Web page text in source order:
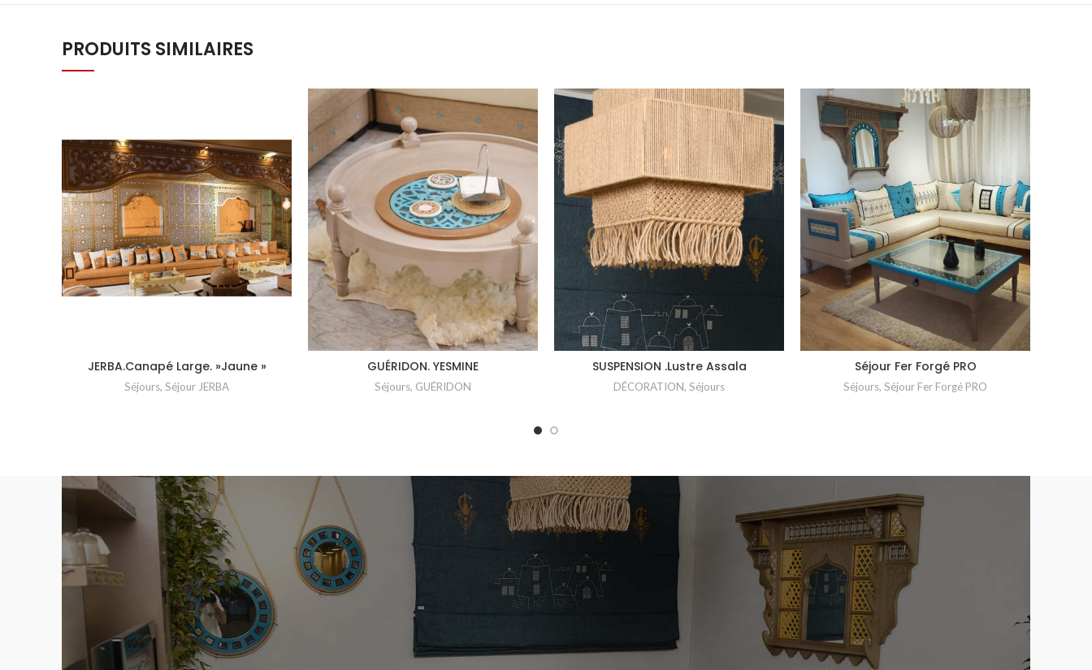
PRODUITS SIMILAIRES
JERBA.Canapé Large. »Jaune »
Séjours, Séjour JERBA
GUÉRIDON. YESMINE
Séjours, GUÉRIDON
SUSPENSION .Lustre Assala
DÉCORATION, Séjours
Séjour Fer Forgé PRO
Séjours, Séjour Fer Forgé PRO